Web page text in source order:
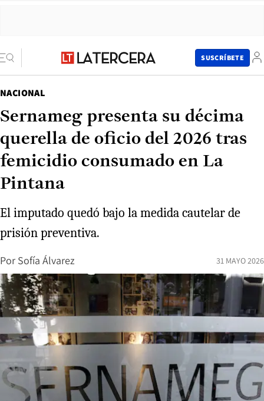
SUSCRÍBETE
NACIONAL
Sernameg presenta su décima
querella de oficio del 2026 tras
femicidio consumado en La
Pintana
El imputado quedó bajo la medida cautelar de
prisión preventiva.
Por Sofía Álvarez 31 MAYO 2026